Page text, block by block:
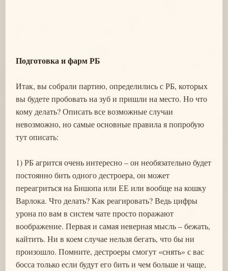
Подготовка и фарм РБ
Итак, вы собрали партию, определились с РБ, которых
вы будете пробовать на зуб и пришли на место. Но что
кому делать? Описать все возможные случаи
невозможно, но самые основные правила я попробую
тут описать:
1) РБ агрится очень интересно – он необязательно будет
постоянно бить одного дестроера, он может
переагриться на Бишопа или ЕЕ или вообще на кошку
Варлока. Что делать? Как реагировать? Ведь цифры
урона по вам в систем чате просто поражают
воображение. Первая и самая неверная мысль – бежать,
кайтить. Ни в коем случае нельзя бегать, что бы ни
произошло. Помните, дестроеры смогут «снять» с вас
босса только если будут его бить и чем больше и чаще,